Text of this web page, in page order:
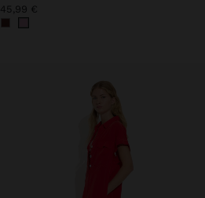
45,99 €